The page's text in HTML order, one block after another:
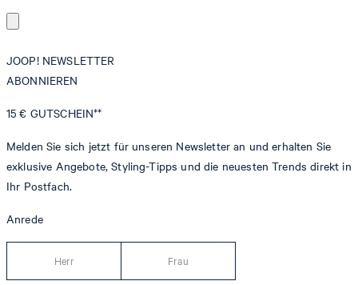
JOOP! NEWSLETTER
ABONNIEREN
15 € GUTSCHEIN**
Melden Sie sich jetzt für unseren Newsletter an und erhalten Sie
exklusive Angebote, Styling-Tipps und die neuesten Trends direkt in
Ihr Postfach.
Anrede
Herr Frau